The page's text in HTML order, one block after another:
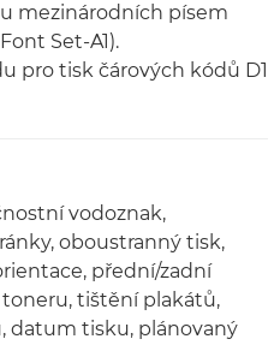
mezinárodních písem
Set-A1).
pro tisk čárových kódů D1
vodoznak,
oboustranný tisk,
přední/zadní
tištění plakátů,
datum tisku, plánovaný